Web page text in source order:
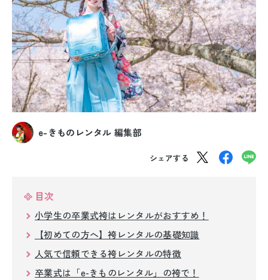
産着レンタル
訪問着・付下げレンタル
ベビー着物レンタル
ジュニア着物レンタル
ジュニア洋装レンタル
男性礼装レンタル
e-きものレンタル 編集部
シェアする
目次
小学生の卒業式袴はレンタルがおすすめ！
【初めての方へ】袴レンタルの基礎知識
人気で信頼できる袴レンタルの特徴
卒業式は「e-きものレンタル」の袴で！